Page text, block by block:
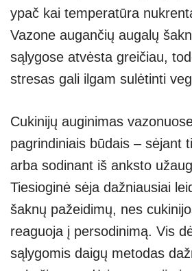
ypač kai temperatūra
Vazone augančių augalų
sąlygose atvėsta greičiau,
stresas gali ilgam sulėtinti
Cukinijų auginimas
pagrindiniais būdais – sėjant
arba sodinant iš anksto
Tiesioginė sėja dažniausiai
šaknų pažeidimų, nes
reaguoja į persodinimą. Vis
sąlygomis daigų metodas